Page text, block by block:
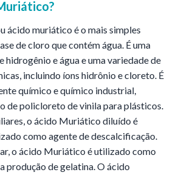
?
ácido muriático é o mais simples
de cloro que contém água. É uma
hidrogênio e água e uma variedade de
incluindo íons hidrônio e cloreto. É
químico e químico industrial,
de policloreto de vinila para plásticos.
o ácido Muriático diluído é
como agente de descalcificação.
o ácido Muriático é utilizado como
produção de gelatina. O ácido